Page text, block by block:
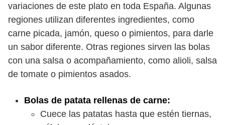
variaciones de este plato en toda España. Algunas
regiones utilizan diferentes ingredientes, como
carne picada, jamón, queso o pimientos, para darle
un sabor diferente. Otras regiones sirven las bolas
con una salsa o acompañamiento, como alioli, salsa
de tomate o pimientos asados.
Bolas de patata rellenas de carne:
Cuece las patatas hasta que estén tiernas,